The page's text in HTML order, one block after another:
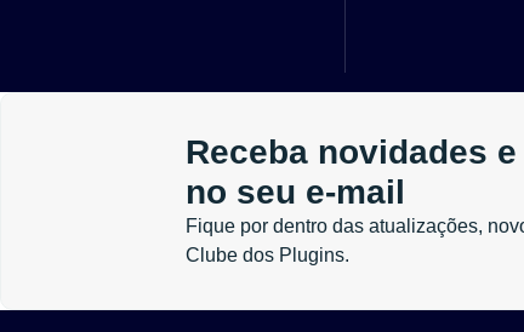
Receba novidades
no seu e-mail
Fique por dentro das atualizações,
Clube dos Plugins.